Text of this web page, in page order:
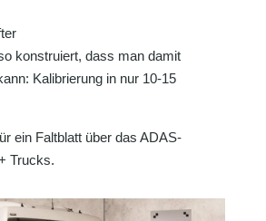
konstruiert, dass man damit
Kalibrierung in nur 10-15
ein Faltblatt über das ADAS-
Trucks.